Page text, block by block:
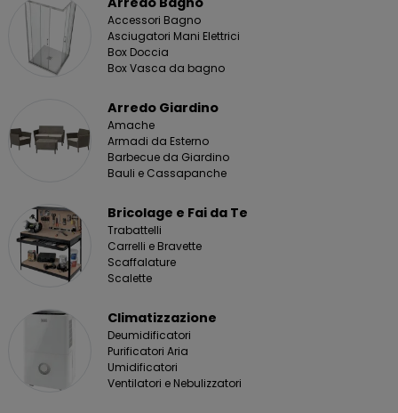
Accessori Bagno
Asciugatori Mani Elettrici
Box Doccia
Box Vasca da bagno
Arredo Giardino
Amache
Armadi da Esterno
Barbecue da Giardino
Bauli e Cassapanche
Bricolage e Fai da Te
Trabattelli
Carrelli e Bravette
Scaffalature
Scalette
Climatizzazione
Deumidificatori
Purificatori Aria
Umidificatori
Ventilatori e Nebulizzatori